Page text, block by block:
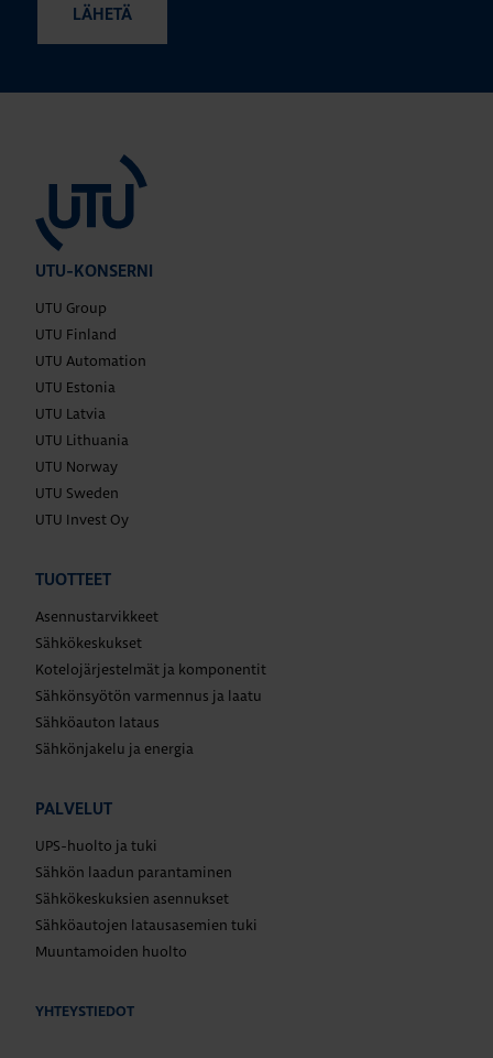
UTU-KONSERNI
UTU Group
UTU Finland
UTU Automation
UTU Estonia
UTU Latvia
UTU Lithuania
UTU Norway
UTU Sweden
UTU Invest Oy
TUOTTEET
Asennustarvikkeet
Sähkökeskukset
Kotelojärjestelmät ja komponentit
Sähkönsyötön varmennus ja laatu
Sähköauton lataus
Sähkönjakelu ja energia
PALVELUT
UPS-huolto ja tuki
Sähkön laadun parantaminen
Sähkökeskuksien asennukset
Sähköautojen latausasemien tuki
Muuntamoiden huolto
YHTEYSTIEDOT